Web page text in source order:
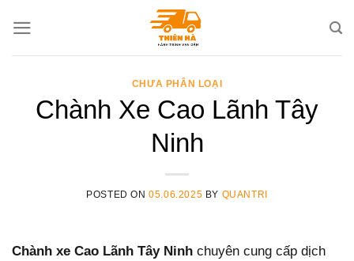
CHƯA PHÂN LOẠI
Chành Xe Cao Lãnh Tây
Ninh
POSTED ON05.06.2025 BY QUANTRI
Chành xe Cao Lãnh Tây Ninh chuyên cung cấp dịch